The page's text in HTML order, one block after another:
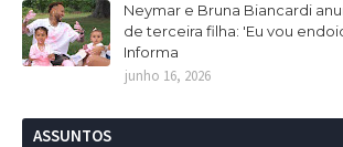
Neymar e Bruna Biancardi
de terceira filha: 'Eu vou
Informa
junho 16, 2026
ASSUNTOS